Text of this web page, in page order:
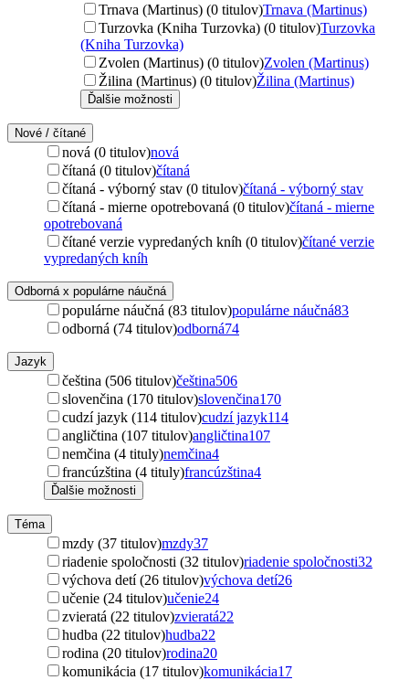
Trnava (Martinus) (0 titulov)Trnava (Martinus)
Turzovka (Kniha Turzovka) (0 titulov)Turzovka
(Kniha Turzovka)
Zvolen (Martinus) (0 titulov)Zvolen (Martinus)
Žilina (Martinus) (0 titulov)Žilina (Martinus)
Ďalšie možnosti
Nové / čítané
nová (0 titulov)nová
čítaná (0 titulov)čítaná
čítaná - výborný stav (0 titulov)čítaná - výborný stav
čítaná - mierne opotrebovaná (0 titulov)čítaná - mierne
opotrebovaná
čítané verzie vypredaných kníh (0 titulov)čítané verzie
vypredaných kníh
Odborná x populárne náučná
populárne náučná (83 titulov)populárne náučná83
odborná (74 titulov)odborná74
Jazyk
čeština (506 titulov)čeština506
slovenčina (170 titulov)slovenčina170
cudzí jazyk (114 titulov)cudzí jazyk114
angličtina (107 titulov)angličtina107
nemčina (4 tituly)nemčina4
francúzština (4 tituly)francúzština4
Ďalšie možnosti
Téma
mzdy (37 titulov)mzdy37
riadenie spoločnosti (32 titulov)riadenie spoločnosti32
výchova detí (26 titulov)výchova detí26
učenie (24 titulov)učenie24
zvieratá (22 titulov)zvieratá22
hudba (22 titulov)hudba22
rodina (20 titulov)rodina20
komunikácia (17 titulov)komunikácia17